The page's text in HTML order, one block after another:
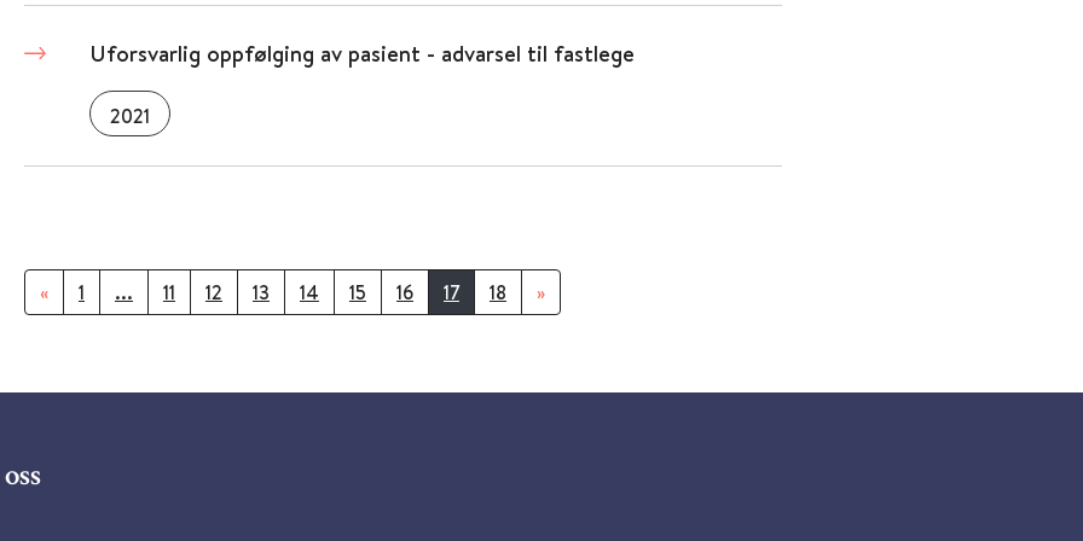
Uforsvarlig oppfølging av pasient - advarsel til fastlege
2021
« 1 ... 11 12 13 14 15 16 17 18 »